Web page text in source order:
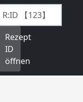
Rezept
ID
öffnen